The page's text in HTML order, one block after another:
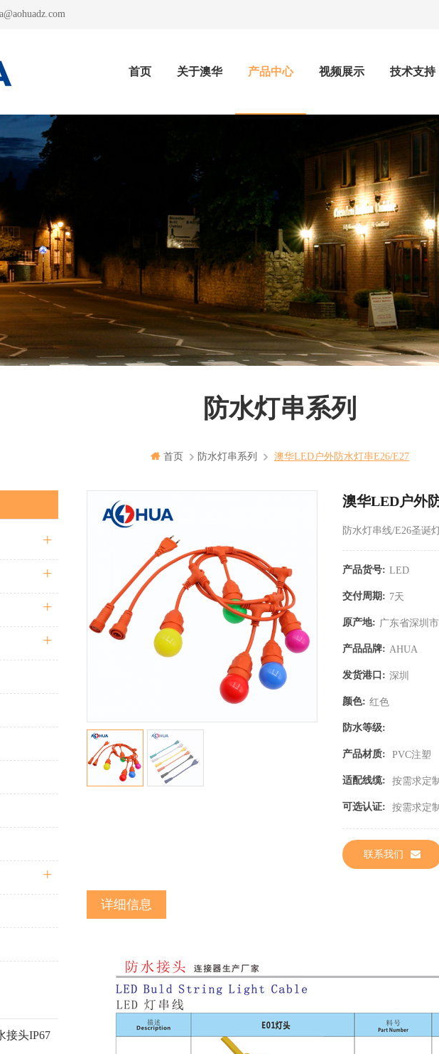
首页 关于澳华 产品中心 视频展示 技术支持
防水灯串系列
首页 防水灯串系列 澳华LED户外防水灯串E26/E27
澳华LED户外
防水灯串线/E26圣诞
产品货号: LED
交付周期: 7天
原产地: 广东省深圳市
产品品牌: AHUA
发货港口: 深圳
颜色: 红色
防水等级:
产品材质: PVC注塑
适配线缆: 按需求定
可选认证: 按需求定
联系我们
详细信息
接头IP67